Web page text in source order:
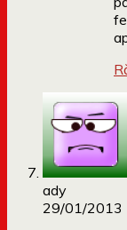
ady
29/01/2013